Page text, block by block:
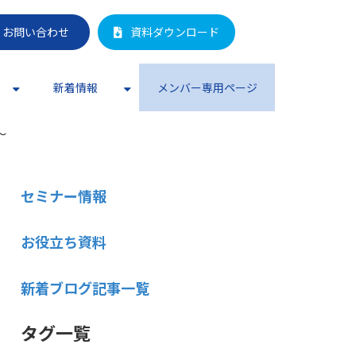
お問い合わせ 資料ダウンロード
新着情報 メンバー専用ページ
セミナー情報
お役立ち資料
新着ブログ記事一覧
タグ一覧